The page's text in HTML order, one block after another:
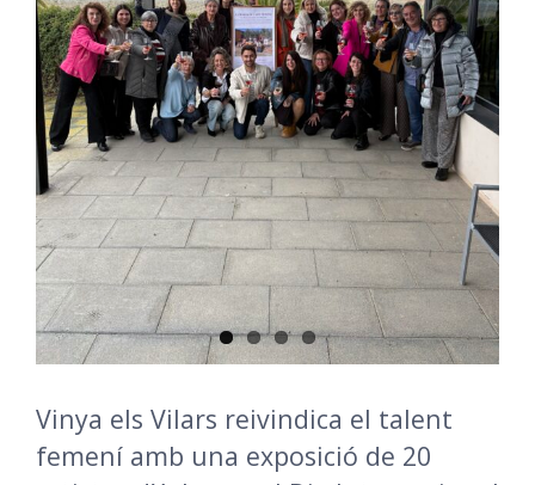
Vinya els Vilars reivindica el talent
femení amb una exposició de 20